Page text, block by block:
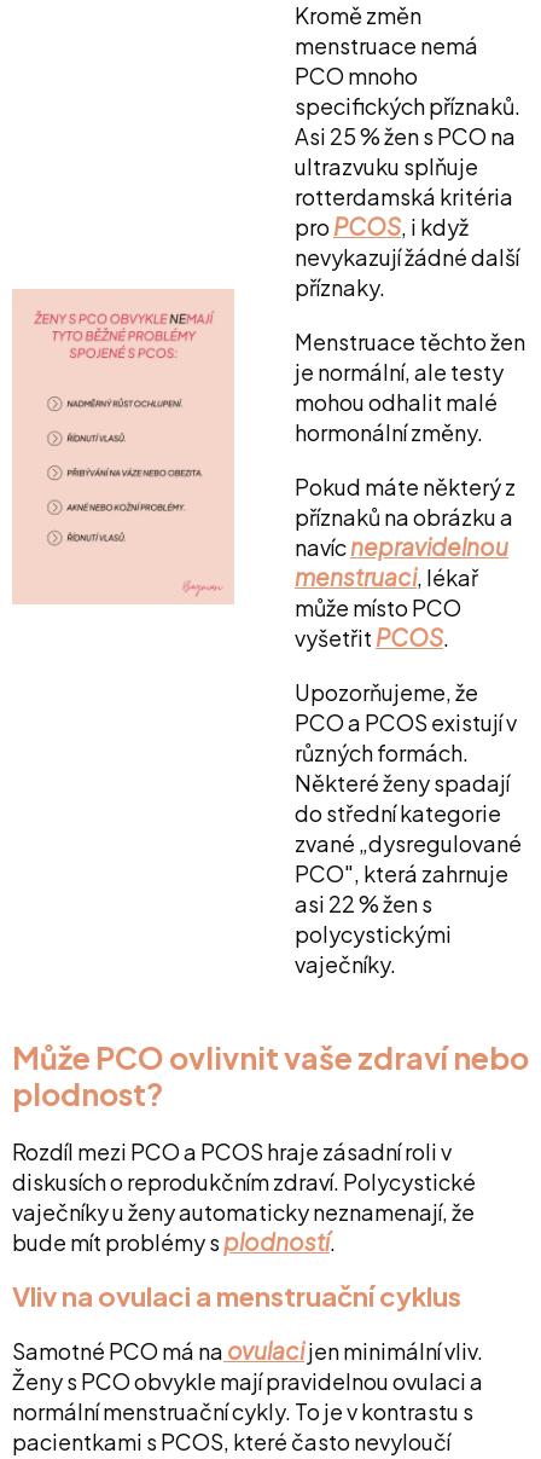
Kromě změn
menstruace nemá
PCO mnoho
specifických příznaků.
Asi 25 % žen s PCO na
ultrazvuku splňuje
rotterdamská kritéria
pro PCOS, i když
nevykazují žádné další
příznaky.
Menstruace těchto žen
je normální, ale testy
mohou odhalit malé
hormonální změny.
Pokud máte některý z
příznaků na obrázku a
navícnepravidelnou
menstruaci, lékař
může místo PCO
vyšetřit PCOS.
Upozorňujeme, že
PCO a PCOS existují v
různých formách.
Některé ženy spadají
do střední kategorie
zvané „dysregulované
PCO", která zahrnuje
asi 22 % žen s
polycystickými
vaječníky.
Může PCO ovlivnit vaše zdraví nebo
plodnost?
Rozdíl mezi PCO a PCOS hraje zásadní roli v
diskusích o reprodukčním zdraví. Polycystické
vaječníky u ženy automaticky neznamenají, že
bude mít problémy s plodností.
Vliv na ovulaci a menstruační cyklus
Samotné PCO má na ovulacijen minimální vliv.
Ženy s PCO obvykle mají pravidelnou ovulaci a
normální menstruační cykly. To je v kontrastu s
pacientkami s PCOS, které často nevyloučí